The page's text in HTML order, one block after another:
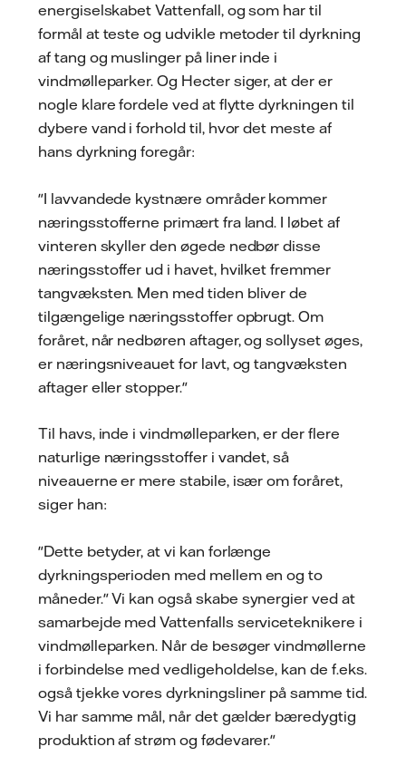
energiselskabet Vattenfall, og som har til
formål at teste og udvikle metoder til dyrkning
af tang og muslinger på liner inde i
vindmølleparker. Og Hecter siger, at der er
nogle klare fordele ved at flytte dyrkningen til
dybere vand i forhold til, hvor det meste af
hans dyrkning foregår:
"I lavvandede kystnære områder kommer
næringsstofferne primært fra land. I løbet af
vinteren skyller den øgede nedbør disse
næringsstoffer ud i havet, hvilket fremmer
tangvæksten. Men med tiden bliver de
tilgængelige næringsstoffer opbrugt. Om
foråret, når nedbøren aftager, og sollyset øges,
er næringsniveauet for lavt, og tangvæksten
aftager eller stopper."
Til havs, inde i vindmølleparken, er der flere
naturlige næringsstoffer i vandet, så
niveauerne er mere stabile, især om foråret,
siger han:
"Dette betyder, at vi kan forlænge
dyrkningsperioden med mellem en og to
måneder." Vi kan også skabe synergier ved at
samarbejde med Vattenfalls serviceteknikere i
vindmølleparken. Når de besøger vindmøllerne
i forbindelse med vedligeholdelse, kan de f.eks.
også tjekke vores dyrkningsliner på samme tid.
Vi har samme mål, når det gælder bæredygtig
produktion af strøm og fødevarer."